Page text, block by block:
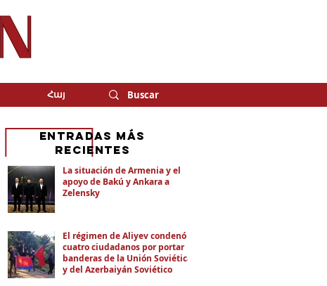
Հայ
La situación de Armenia y el
apoyo de Bakú y Ankara a
Zelensky
El régimen de Aliyev condenó a
cuatro ciudadanos por portar
banderas de la Unión Soviética
y del Azerbaiyán Soviético
eNTRADAS MÁS
RECIENTES